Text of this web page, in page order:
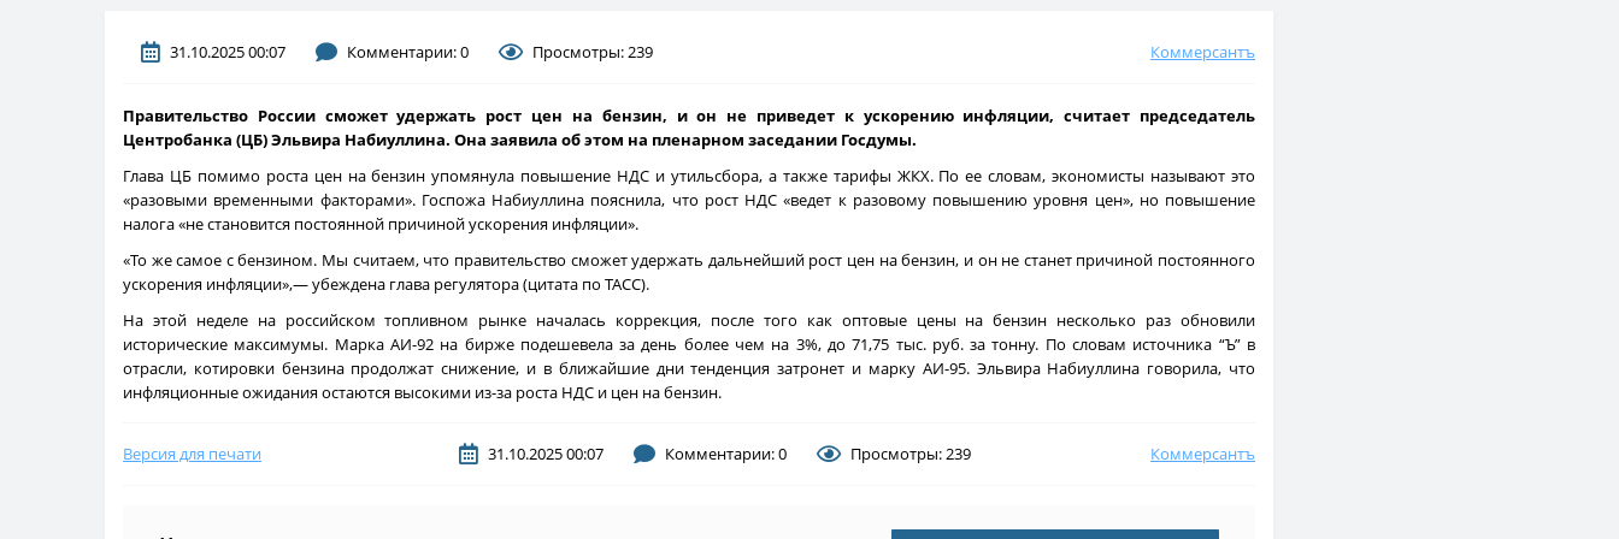
31.10.2025 00:07 Комментарии: 0 Просмотры: 239 Коммерсантъ
Правительство России сможет удержать рост цен на бензин, и он не приведет к ускорению инфляции, считает председатель
Центробанка (ЦБ) Эльвира Набиуллина. Она заявила об этом на пленарном заседании Госдумы.
Глава ЦБ помимо роста цен на бензин упомянула повышение НДС и утильсбора, а также тарифы ЖКХ. По ее словам, экономисты называют это
«разовыми временными факторами». Госпожа Набиуллина пояснила, что рост НДС «ведет к разовому повышению уровня цен», но повышение
налога «не становится постоянной причиной ускорения инфляции».
«То же самое с бензином. Мы считаем, что правительство сможет удержать дальнейший рост цен на бензин, и он не станет причиной постоянного
ускорения инфляции»,— убеждена глава регулятора (цитата по ТАСС).
На этой неделе на российском топливном рынке началась коррекция, после того как оптовые цены на бензин несколько раз обновили
исторические максимумы. Марка АИ-92 на бирже подешевела за день более чем на 3%, до 71,75 тыс. руб. за тонну. По словам источника “Ъ” в
отрасли, котировки бензина продолжат снижение, и в ближайшие дни тенденция затронет и марку АИ-95. Эльвира Набиуллина говорила, что
инфляционные ожидания остаются высокими из-за роста НДС и цен на бензин.
Версия для печати 31.10.2025 00:07 Комментарии: 0 Просмотры: 239 Коммерсантъ